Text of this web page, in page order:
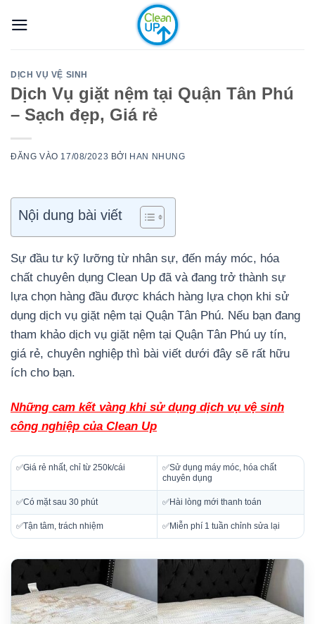
qua
DỊCH VỤ VỆ SINH
Dịch Vụ giặt nệm tại Quận Tân Phú
– Sạch đẹp, Giá rẻ
ĐĂNG VÀO 17/08/2023 BỞI HAN NHUNG
Nội dung bài viết
Sự đầu tư kỹ lưỡng từ nhân sự, đến máy móc, hóa
chất chuyên dụng Clean Up đã và đang trở thành sự
lựa chọn hàng đầu được khách hàng lựa chọn khi sử
dụng dịch vụ giặt nệm tại Quận Tân Phú. Nếu bạn đang
tham khảo dịch vụ giặt nệm tại Quận Tân Phú uy tín,
giá rẻ, chuyên nghiệp thì bài viết dưới đây sẽ rất hữu
ích cho bạn.
Những cam kết vàng khi sử dụng dịch vụ vệ sinh
công nghiệp của Clean Up
✅Giá rẻ nhất, chỉ từ 250k/cái
✅Sử dụng máy móc, hóa chất
chuyên dụng
✅Có mặt sau 30 phút ✅Hài lòng mới thanh toán
✅Tận tâm, trách nhiệm ✅Miễn phí 1 tuần chỉnh sửa lại